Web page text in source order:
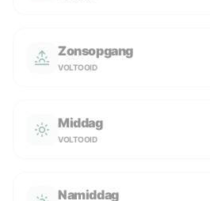
Zonsopgang
VOLTOOID
Middag
VOLTOOID
Namiddag